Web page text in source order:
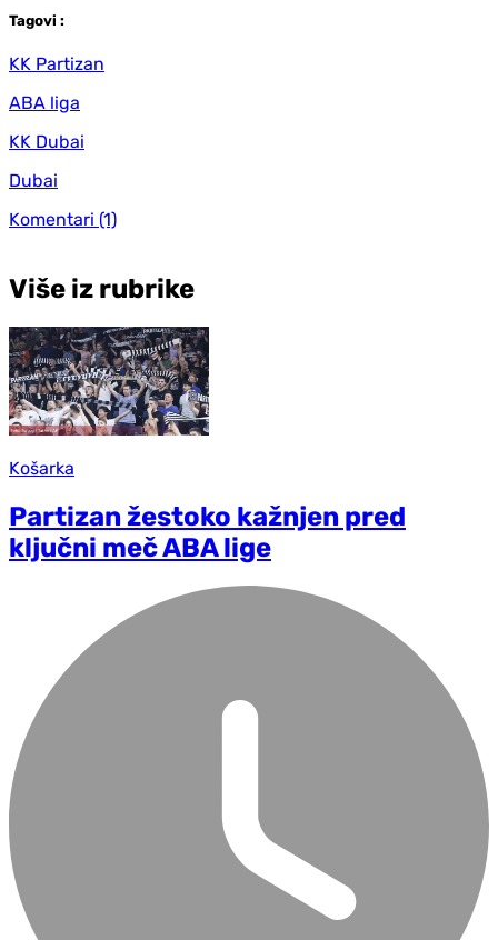
Tagovi :
KK Partizan
ABA liga
KK Dubai
Dubai
Komentari (1)
Više iz rubrike
Košarka
Partizan žestoko kažnjen pred
ključni meč ABA lige